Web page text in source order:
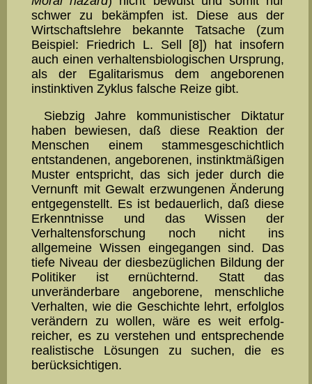
schwer zu bekämpfen ist. Diese aus der
Wirtschaftslehre bekannte Tatsache (zum
Beispiel: Friedrich L. Sell [8]) hat inso­fern
auch einen verhaltensbiolo­gischen Ursprung,
als der Egalita­rismus dem angeborenen
instink­tiven Zyklus falsche Reize gibt.
Siebzig Jahre kommunistischer Diktatur
haben bewiesen, daß diese Reaktion der
Menschen einem stammesgeschichtlich
entstan­denen, angeborenen, in­stinkt­mäßigen
Muster entspricht, das sich jeder durch die
Vernunft mit Gewalt erzwungenen Änderung
entge­genstellt. Es ist bedauerlich, daß diese
Er­kennt­nisse und das Wis­sen der
Verhaltensforschung noch nicht ins
allgemeine Wissen ein­gegangen sind. Das
tiefe Niveau der diesbezüglichen Bildung der
Politiker ist ernüchternd. Statt das
unveränderbare angeborene, menschliche
Verhalten, wie die Geschichte lehrt, erfolglos
verän­dern zu wollen, wäre es weit er­folg­
reicher, es zu verstehen und ent­sprechende
realistische Lösungen zu suchen, die es
berücksichti­gen.